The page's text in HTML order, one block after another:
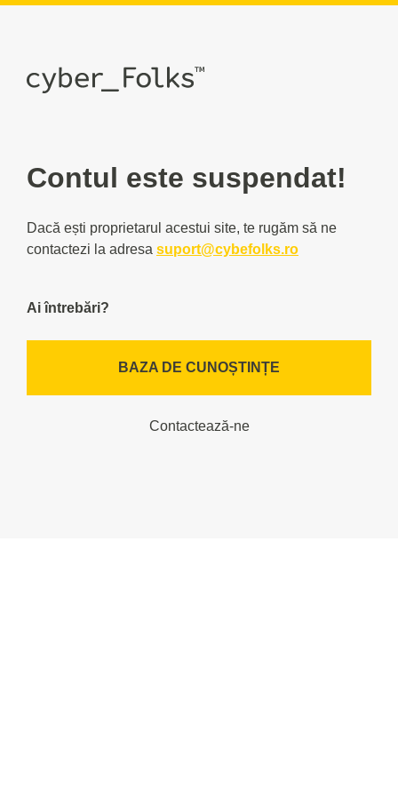
Contul este suspendat!
Dacă ești proprietarul acestui site, te rugăm să ne
contactezi la adresa suport@cybefolks.ro
Ai întrebări?
BAZA DE CUNOȘTINȚE
Contactează-ne